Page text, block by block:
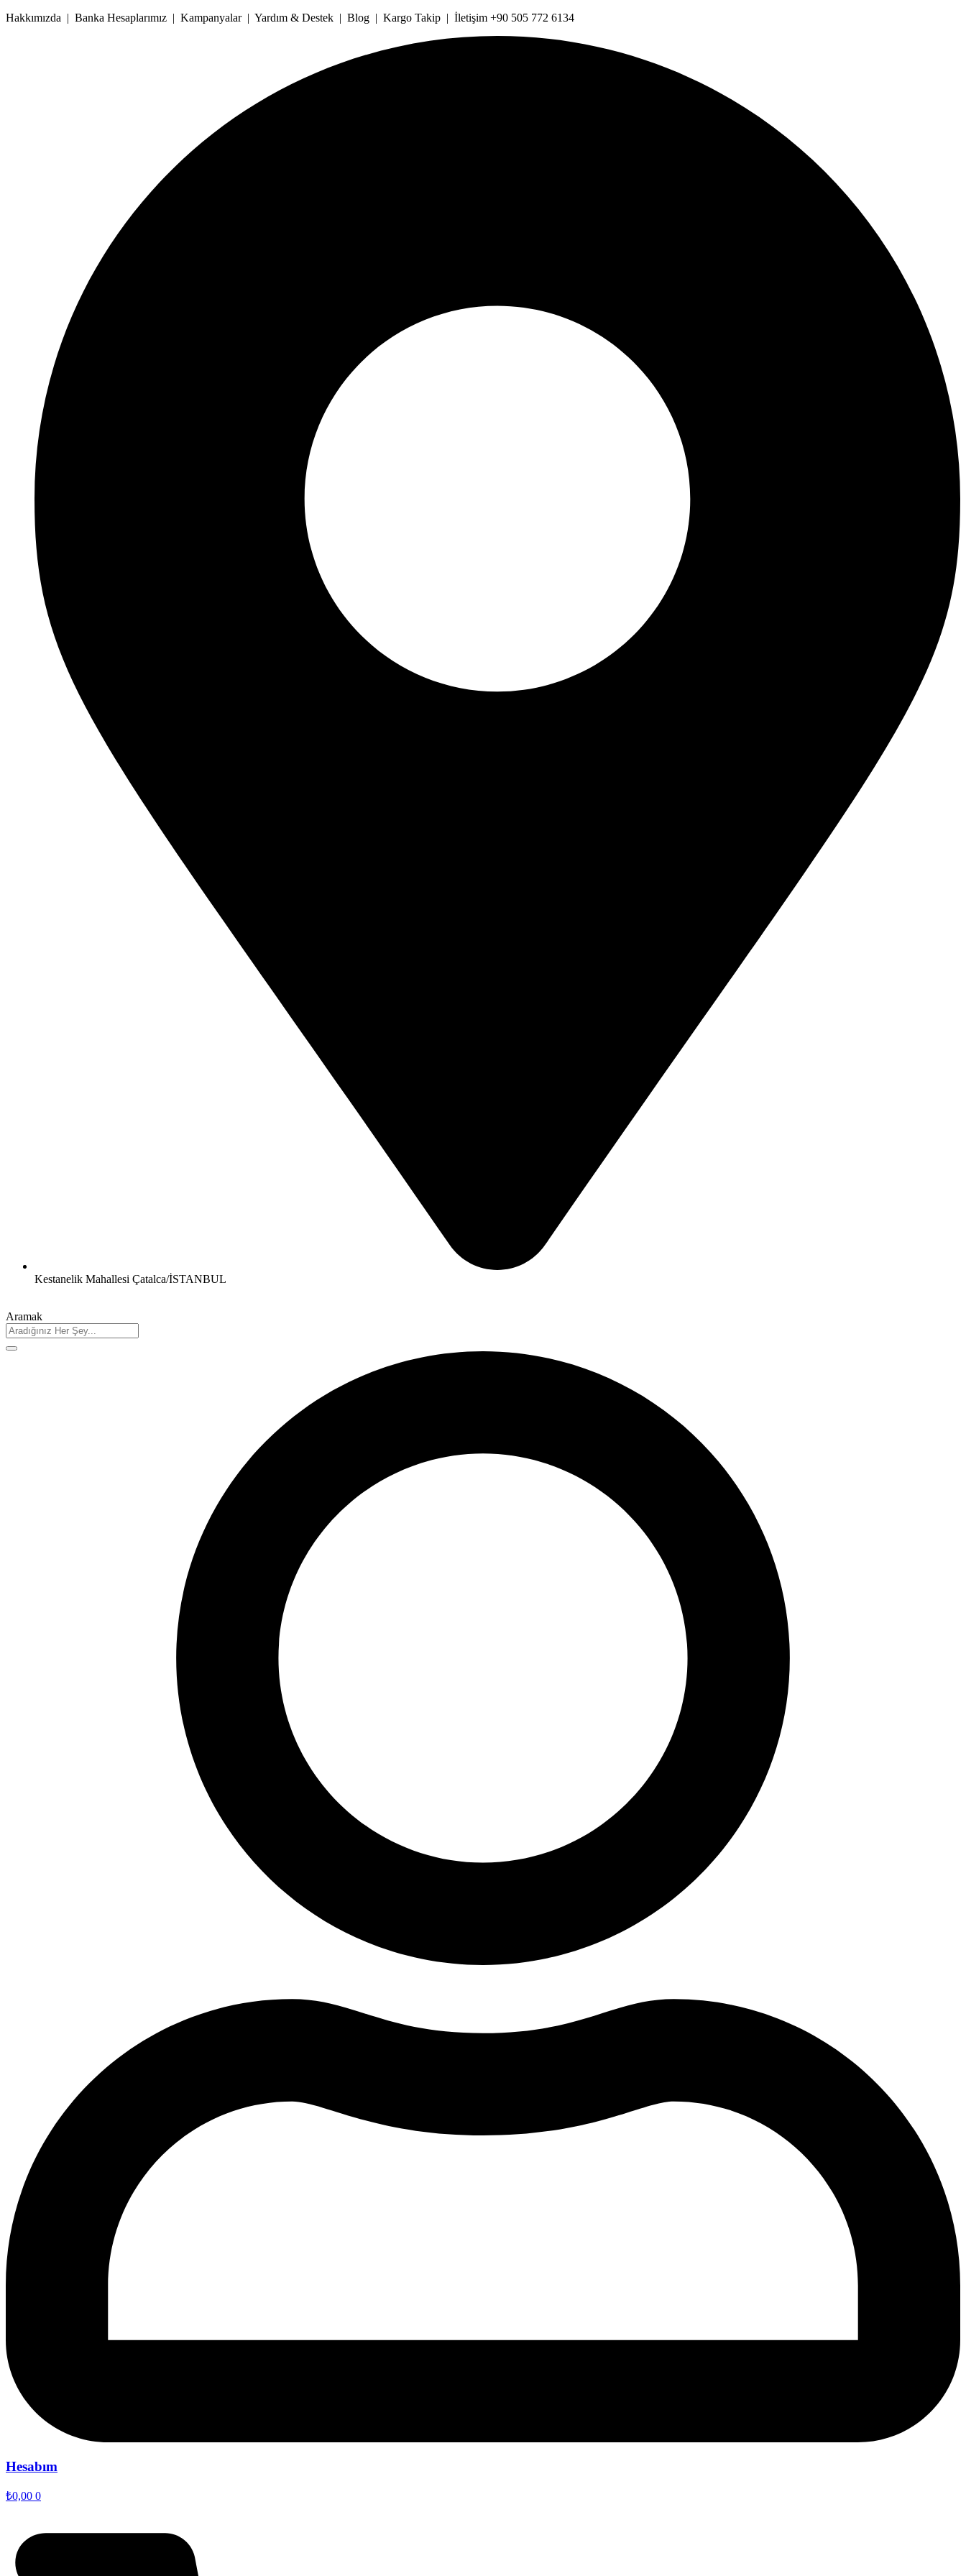
İçeriğe
Hakkımızda | Banka Hesaplarımız | Kampanyalar | Yardım & Destek | Blog | Kargo Takip | İletişim +90 505 772 6134
Kestanelik Mahallesi Çatalca/İSTANBUL
Aramak
Hesabım
₺0,00 0